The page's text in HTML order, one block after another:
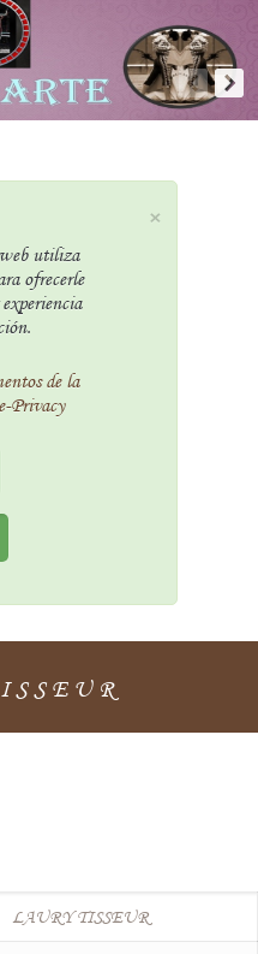
×
utiliza
ofrecerle
de la
Privacy
LAURY TISSEUR